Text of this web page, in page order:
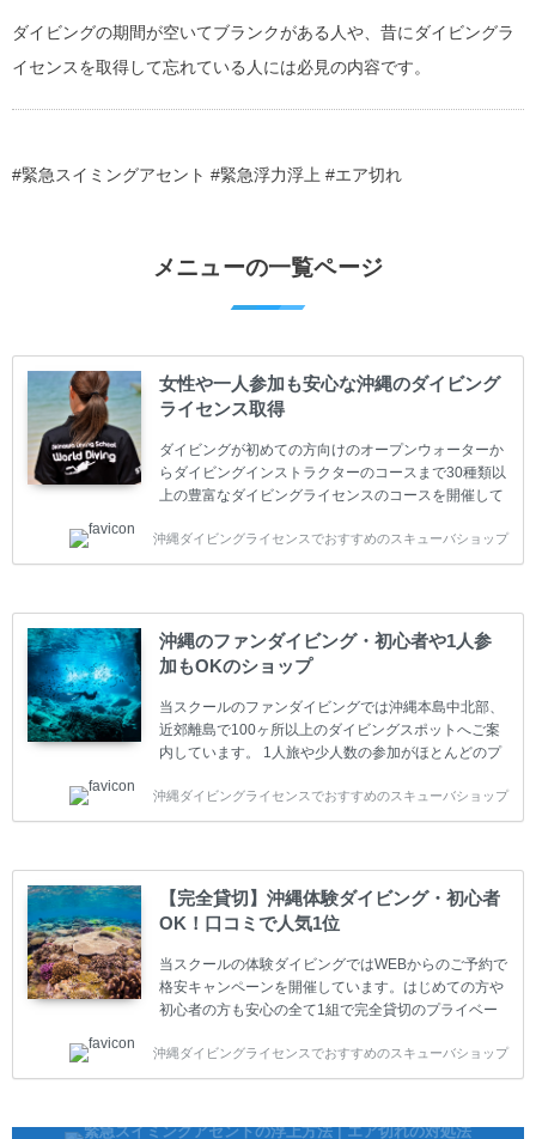
ダイビングの期間が空いてブランクがある人や、昔にダイビングラ
イセンスを取得して忘れている人には必見の内容です。
#緊急スイミングアセント #緊急浮力浮上 #エア切れ
メニューの一覧ページ
女性や一人参加も安心な沖縄のダイビング
ライセンス取得
ダイビングが初めての方向けのオープンウォーターか
らダイビングインストラクターのコースまで30種類以
上の豊富なダイビングライセンスのコースを開催して
(TEC)のコースもご用意しています。 当スクールを受
講するお客様は一人参加などの少人数のご参加が最も
スクールです。各種ダイビングライセンス取得コース
は年間を通じてキャンペーンを行っています。 ベーシ
ックダイバー(Cカード) 1日間+eラーニング 最安値キ
ャンペーン ￥22800(税込) ￥16800(税込) 器材 / 送
迎 / 保険 / 全て込み ダイビング...
沖縄ダイビングライセンスでおすすめのスキューバショップ
沖縄のファンダイビング・初心者や1人参
加もOKのショップ
当スクールのファンダイビングでは沖縄本島中北部、
近郊離島で100ヶ所以上のダイビングスポットへご案
内しています。 1人旅や少人数の参加がほとんどのプ
の方も安心して楽しめるようにリフレッシュダイビン
グコースもご用意しています。お1人様も初心者の方
イセンスを取得したお客様、ファンダイビングのリピ
ーター様はファンダイビングの全てのコース費が
10%OFF、フル器材レンタルが50%OFFになります。
沖縄本島周辺ビーチ・ファンダイビング ￥13800(税
込)【 2ビーチ 】 ウエイト / タンク / 送迎...
沖縄ダイビングライセンスでおすすめのスキューバショップ
【完全貸切】沖縄体験ダイビング・初心者
OK！口コミで人気1位
当スクールの体験ダイビングではWEBからのご予約で
格安キャンペーンを開催しています。はじめての方や
初心者の方も安心の全て1組で完全貸切のプライベー
1人様から気軽にご参加ください。 全てのコースで高
画質の記念撮影&水中撮影付きです。初心者の方やダ
す。 沖縄本島周辺ビーチ・体験ダイビング 格安キャ
沖縄ダイビングライセンスでおすすめのスキューバショップ